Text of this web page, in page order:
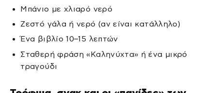
Μπάνιο με χλιαρό νερό
Ζεστό γάλα ή νερό (αν είναι κατάλληλο)
Ένα βιβλίο 10–15 λεπτών
Σταθερή φράση «Καληνύχτα» ή ένα μικρό
τραγούδι